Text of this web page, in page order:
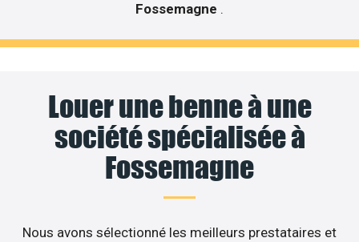
Fossemagne .
Louer une benne à une
société spécialisée à
Fossemagne
Nous avons sélectionné les meilleurs prestataires et